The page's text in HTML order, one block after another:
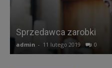
Sprzedawca zarobki
admin - 11 lutego 2019 0